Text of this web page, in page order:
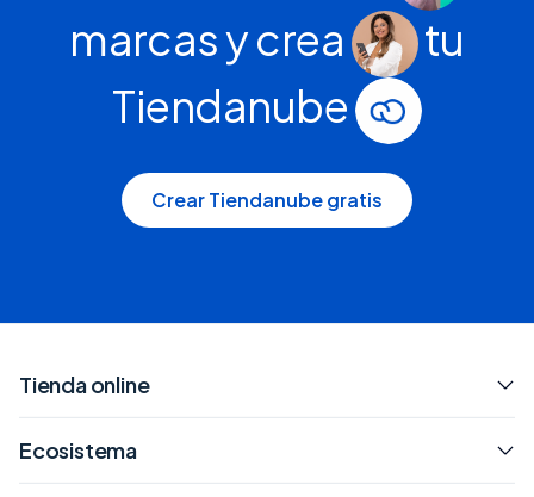
marcas y crea
tu
Tiendanube
Crear Tiendanube gratis
Tienda online
Ecosistema